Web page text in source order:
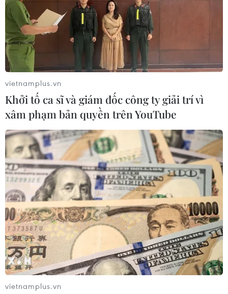
Bắc Giang: Nhiều hoạt động xúc tiến tiêu
thụ vải thiều hậu COVID-19
22/05/2020 02:27
Tỉnh Bắc Giang sẽ tổ chức hội nghị trực tuyến kết nối tiêu
thụ vải thiều vào ngày 6/6/2020 với sự tham gia của
đại diện nhiều bộ ngành, đại sứ quán Trung Quốc, Nhật
Bản, Thái Lan và các doanh nghiệp.
vietnamplus.vn
Khởi tố ca sĩ và giám đốc công ty giải trí vì
xâm phạm bản quyền trên YouTube
vietnamplus.vn